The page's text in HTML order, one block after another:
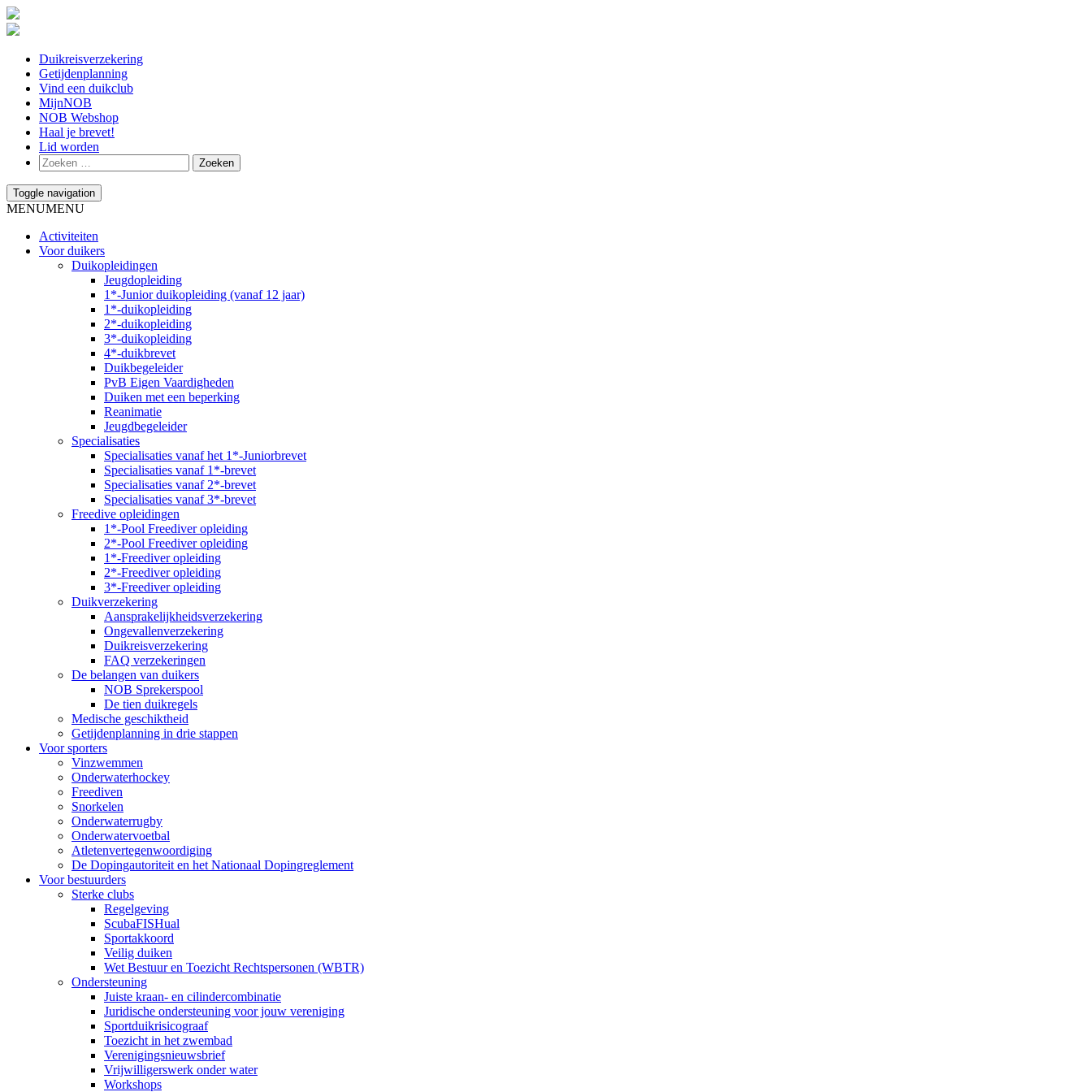
Duikreisverzekering
Getijdenplanning
Vind een duikclub
MijnNOB
NOB Webshop
Haal je brevet!
Lid worden
Toggle navigation
MENUMENU
Activiteiten
Voor duikers
Duikopleidingen
Jeugdopleiding
1*-Junior duikopleiding (vanaf 12 jaar)
1*-duikopleiding
2*-duikopleiding
3*-duikopleiding
4*-duikbrevet
Duikbegeleider
PvB Eigen Vaardigheden
Duiken met een beperking
Reanimatie
Jeugdbegeleider
Specialisaties
Specialisaties vanaf het 1*-Juniorbrevet
Specialisaties vanaf 1*-brevet
Specialisaties vanaf 2*-brevet
Specialisaties vanaf 3*-brevet
Freedive opleidingen
1*-Pool Freediver opleiding
2*-Pool Freediver opleiding
1*-Freediver opleiding
2*-Freediver opleiding
3*-Freediver opleiding
Duikverzekering
Aansprakelijkheidsverzekering
Ongevallenverzekering
Duikreisverzekering
FAQ verzekeringen
De belangen van duikers
NOB Sprekerspool
De tien duikregels
Medische geschiktheid
Getijdenplanning in drie stappen
Voor sporters
Vinzwemmen
Onderwaterhockey
Freediven
Snorkelen
Onderwaterrugby
Onderwatervoetbal
Atletenvertegenwoordiging
De Dopingautoriteit en het Nationaal Dopingreglement
Voor bestuurders
Sterke clubs
Regelgeving
ScubaFISHual
Sportakkoord
Veilig duiken
Wet Bestuur en Toezicht Rechtspersonen (WBTR)
Ondersteuning
Juiste kraan- en cilindercombinatie
Juridische ondersteuning voor jouw vereniging
Sportduikrisicograaf
Toezicht in het zwembad
Verenigingsnieuwsbrief
Vrijwilligerswerk onder water
Workshops